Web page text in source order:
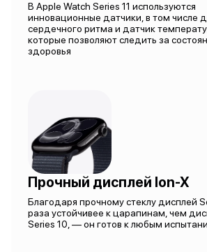
В Apple Watch Series 11 используются
инновационные датчики, в том числе
сердечного ритма и датчик
которые позволяют следить за
здоровья
Прочный дисплей Ion-X
Благодаря прочному стеклу дисплей
раза устойчивее к царапинам, чем
Series 10, — он готов к любым